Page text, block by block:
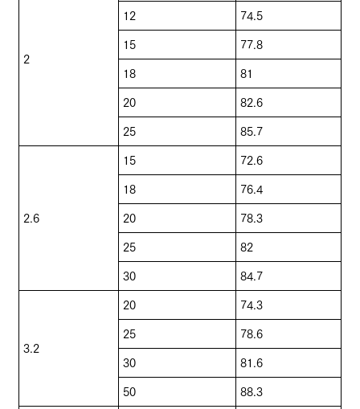
2
12
74.5
15
77.8
18
81
20
82.6
25
85.7
2.6
15
72.6
18
76.4
20
78.3
25
82
30
84.7
3.2
20
74.3
25
78.6
30
81.6
50
88.3